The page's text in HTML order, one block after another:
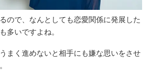
ので、なんとしても恋愛関係に発展した
多いですよね。
まく進めないと相手にも嫌な思いをさせ